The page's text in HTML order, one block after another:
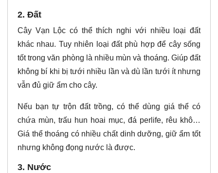
2. Đất
Cây Vạn Lộc có thể thích nghi với nhiều loại đất
khác nhau. Tuy nhiên loại đất phù hợp để cây sống
tốt trong văn phòng là nhiều mùn và thoáng. Giúp đất
không bí khi bị tưới nhiều lần và dù lần tưới ít nhưng
vẫn đủ giữ ẩm cho cây.
Nếu bạn tự trộn đất trồng, có thể dùng giá thể có
chứa mùn, trấu hun hoai mục, đá perlife, rêu khô…
Giá thể thoáng có nhiều chất dinh dưỡng, giữ ẩm tốt
nhưng không đọng nước là được.
3. Nước